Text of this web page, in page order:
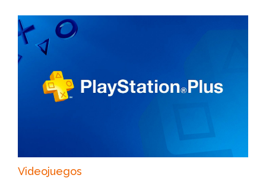
Videojuegos